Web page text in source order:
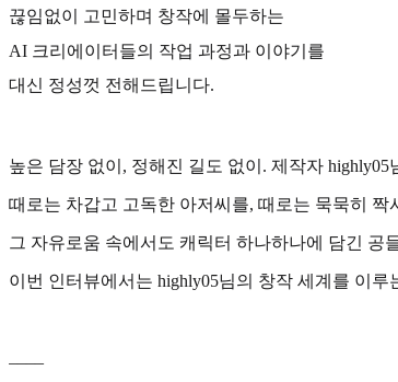
끊임없이 고민하며 창작에 몰두하는
AI 크리에이터들의 작업 과정과 이야기를
대신 정성껏 전해드립니다.
높은 담장 없이, 정해진 길도 없이. 제작자
때로는 차갑고 고독한 아저씨를, 때로는 묵묵히
그 자유로움 속에서도 캐릭터 하나하나에 담긴 공
이번 인터뷰에서는 highly05님의 창작 세계를 이